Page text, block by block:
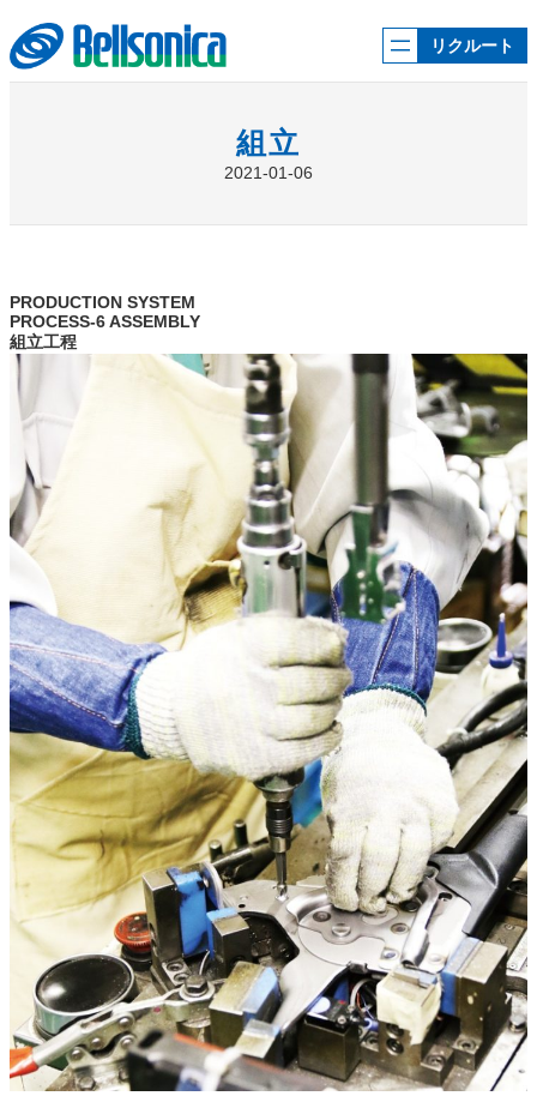
容
を
ス
リクルート
組立
2021-01-06
PRODUCTION SYSTEM
PROCESS-6 ASSEMBLY
組立工程